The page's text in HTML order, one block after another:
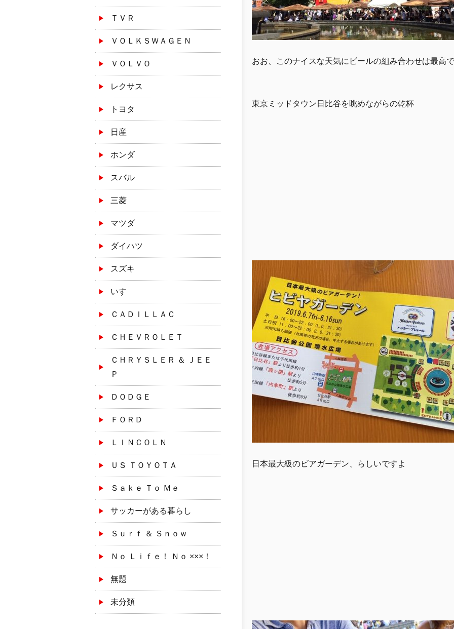
ＴＶＲ
ＶＯＬＫＳＷＡＧＥＮ
ＶＯＬＶＯ
レクサス
トヨタ
日産
ホンダ
スバル
三菱
マツダ
ダイハツ
スズキ
いすゞ
ＣＡＤＩＬＬＡＣ
ＣＨＥＶＲＯＬＥＴ
ＣＨＲＹＳＬＥＲ ＆ ＪＥＥ
Ｐ
ＤＯＤＧＥ
ＦＯＲＤ
ＬＩＮＣＯＬＮ
ＵＳ ＴＯＹＯＴＡ
Ｓａｋｅ Ｔｏ Ｍｅ
サッカーがある暮らし
Ｓｕｒｆ ＆ Ｓｎｏｗ
Ｎｏ Ｌｉｆｅ！ Ｎｏ ×××！
無題
未分類
おお、このナイスな天気にビールの組み合わせは最高
東京ミッドタウン日比谷を眺めながらの乾杯
日本最大級のビアガーデン、らしいですよ